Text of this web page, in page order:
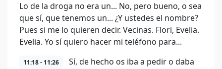
Lo de la droga no era un... No, pero bueno, o sea
que sí, que tenemos un... ¿Y ustedes el nombre?
Pues si me lo quieren decir. Vecinas. Flori, Evelia.
Evelia. Yo sí quiero hacer mi teléfono para...
11:18 - 11:26
Sí, de hecho os iba a pedir o daba